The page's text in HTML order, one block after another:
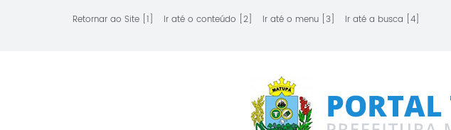
Retornar ao Site [1] Ir até o conteúdo [2] Ir até o menu [3] Ir até a busca [4]